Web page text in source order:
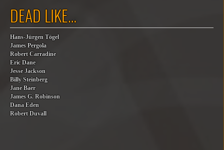
DEAD LIKE…
Hans-Jürgen Tögel
James Pergola
Robert Carradine
Eric Dane
Jesse Jackson
Billy Steinberg
Jane Baer
James G. Robinson
Dana Eden
Robert Duvall